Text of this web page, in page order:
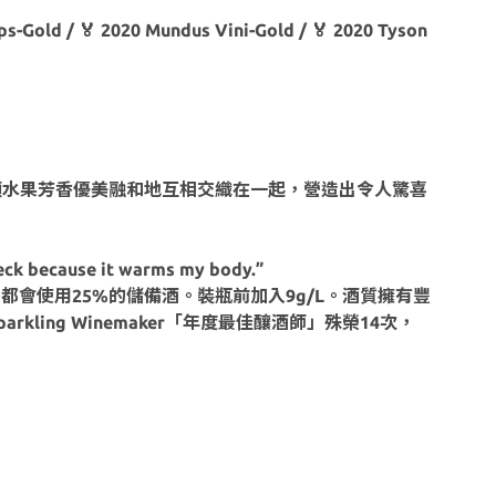
Gold / 🏅 2020 Mundus Vini-Gold / 🏅 2020 Tyson
果芳香優美融和地互相交織在一起，營造出令人驚喜
because it warms my body.”
使用25%的儲備酒。裝瓶前加入9g/L。酒質擁有豐
Winemaker「年度最佳釀酒師」殊榮14次，